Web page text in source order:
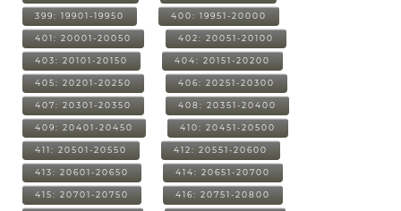
399: 19901-19950 400: 19951-20000
401: 20001-20050 402: 20051-20100
403: 20101-20150 404: 20151-20200
405: 20201-20250 406: 20251-20300
407: 20301-20350 408: 20351-20400
409: 20401-20450 410: 20451-20500
411: 20501-20550 412: 20551-20600
413: 20601-20650 414: 20651-20700
415: 20701-20750 416: 20751-20800